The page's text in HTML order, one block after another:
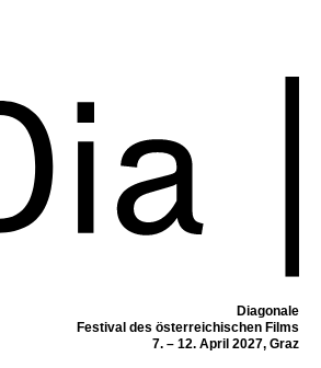
Diagonale
Festival des österreichischen Films
7. – 12. April 2027, Graz